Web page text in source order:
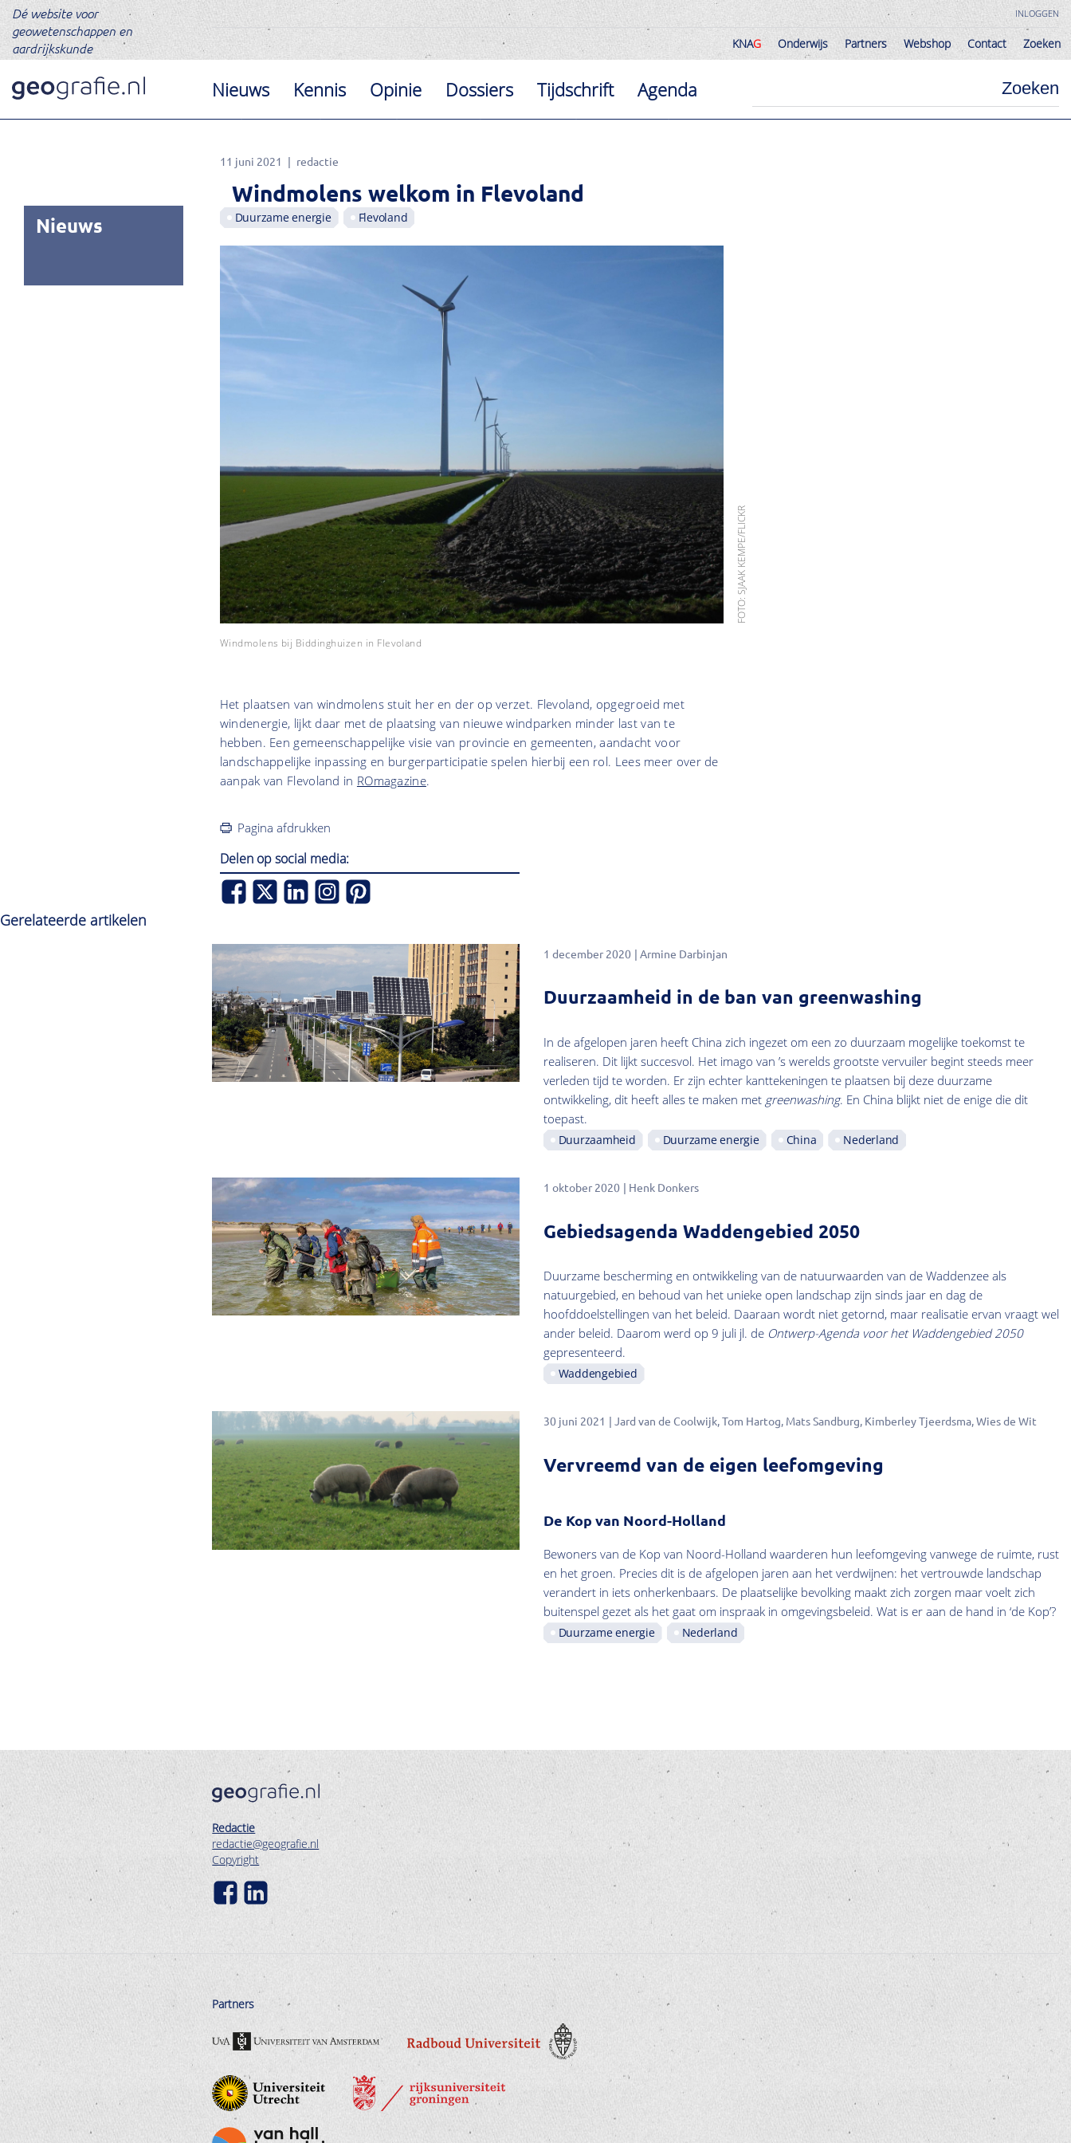
Dé website voor
geowetenschappen en
aardrijkskunde
INLOGGEN
KNAG Onderwijs Partners Webshop Contact Zoeken
Nieuws Kennis Opinie Dossiers Tijdschrift Agenda
11 juni 2021 redactie
Windmolens welkom in Flevoland
Duurzame energie Flevoland
Nieuws
FOTO: SJAAK KEMPE/FLICKR
Windmolens bij Biddinghuizen in Flevoland
Het plaatsen van windmolens stuit her en der op verzet. Flevoland, opgegroeid met
windenergie, lijkt daar met de plaatsing van nieuwe windparken minder last van te
hebben. Een gemeenschappelijke visie van provincie en gemeenten, aandacht voor
landschappelijke inpassing en burgerparticipatie spelen hierbij een rol. Lees meer over de
aanpak van Flevoland in ROmagazine.
Pagina afdrukken
Delen op social media:
Gerelateerde artikelen
1 december 2020 Armine Darbinjan
Duurzaamheid in de ban van greenwashing
In de afgelopen jaren heeft China zich ingezet om een zo duurzaam mogelijke toekomst te
realiseren. Dit lijkt succesvol. Het imago van ’s werelds grootste vervuiler begint steeds meer
verleden tijd te worden. Er zijn echter kanttekeningen te plaatsen bij deze duurzame
ontwikkeling, dit heeft alles te maken met greenwashing. En China blijkt niet de enige die dit
toepast.
Duurzaamheid Duurzame energie China Nederland
1 oktober 2020 Henk Donkers
Gebiedsagenda Waddengebied 2050
Duurzame bescherming en ontwikkeling van de natuurwaarden van de Waddenzee als
natuurgebied, en behoud van het unieke open landschap zijn sinds jaar en dag de
hoofddoelstellingen van het beleid. Daaraan wordt niet getornd, maar realisatie ervan vraagt wel
ander beleid. Daarom werd op 9 juli jl. de Ontwerp-Agenda voor het Waddengebied 2050
gepresenteerd.
Waddengebied
30 juni 2021 Jard van de Coolwijk Tom Hartog Mats Sandburg Kimberley Tjeerdsma Wies de Wit
Vervreemd van de eigen leefomgeving
De Kop van Noord-Holland
Bewoners van de Kop van Noord-Holland waarderen hun leefomgeving vanwege de ruimte, rust
en het groen. Precies dit is de afgelopen jaren aan het verdwijnen: het vertrouwde landschap
verandert in iets onherkenbaars. De plaatselijke bevolking maakt zich zorgen maar voelt zich
buitenspel gezet als het gaat om inspraak in omgevingsbeleid. Wat is er aan de hand in ‘de Kop’?
Duurzame energie Nederland
Redactie
redactie@geografie.nl
Copyright
Partners